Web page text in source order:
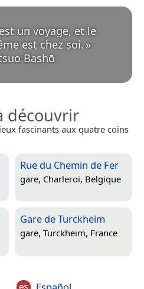
un voyage, et le
est chez soi.
Bashō
découvrir
fascinants aux quatre coins
Rue du Chemin de Fer
gare, Charleroi, Belgique
Gare de Turckheim
gare, Turckheim, France